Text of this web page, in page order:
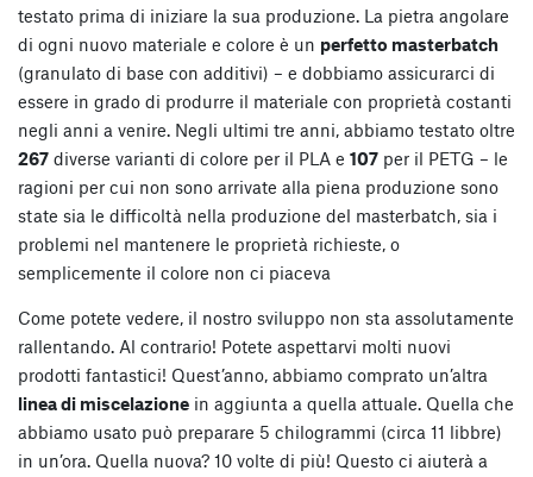
testato prima di iniziare la sua produzione. La pietra angolare
di ogni nuovo materiale e colore è un perfetto masterbatch
(granulato di base con additivi) – e dobbiamo assicurarci di
essere in grado di produrre il materiale con proprietà costanti
negli anni a venire. Negli ultimi tre anni, abbiamo testato oltre
267 diverse varianti di colore per il PLA e 107 per il PETG – le
ragioni per cui non sono arrivate alla piena produzione sono
state sia le difficoltà nella produzione del masterbatch, sia i
problemi nel mantenere le proprietà richieste, o
semplicemente il colore non ci piaceva
Come potete vedere, il nostro sviluppo non sta assolutamente
rallentando. Al contrario! Potete aspettarvi molti nuovi
prodotti fantastici! Quest’anno, abbiamo comprato un’altra
linea di miscelazione in aggiunta a quella attuale. Quella che
abbiamo usato può preparare 5 chilogrammi (circa 11 libbre)
in un’ora. Quella nuova? 10 volte di più! Questo ci aiuterà a